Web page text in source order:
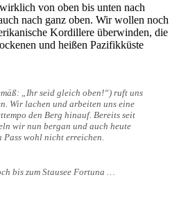
von oben bis unten nach
nach ganz oben. Wir wollen noch
Kordillere überwinden, die
und heißen Pazifikküste
„Ihr seid gleich oben!“) ruft uns
Wir lachen und arbeiten uns eine
den Berg hinauf. Bereits seit
wir nun bergan und auch heute
Pass wohl nicht erreichen.
bis zum Stausee Fortuna …